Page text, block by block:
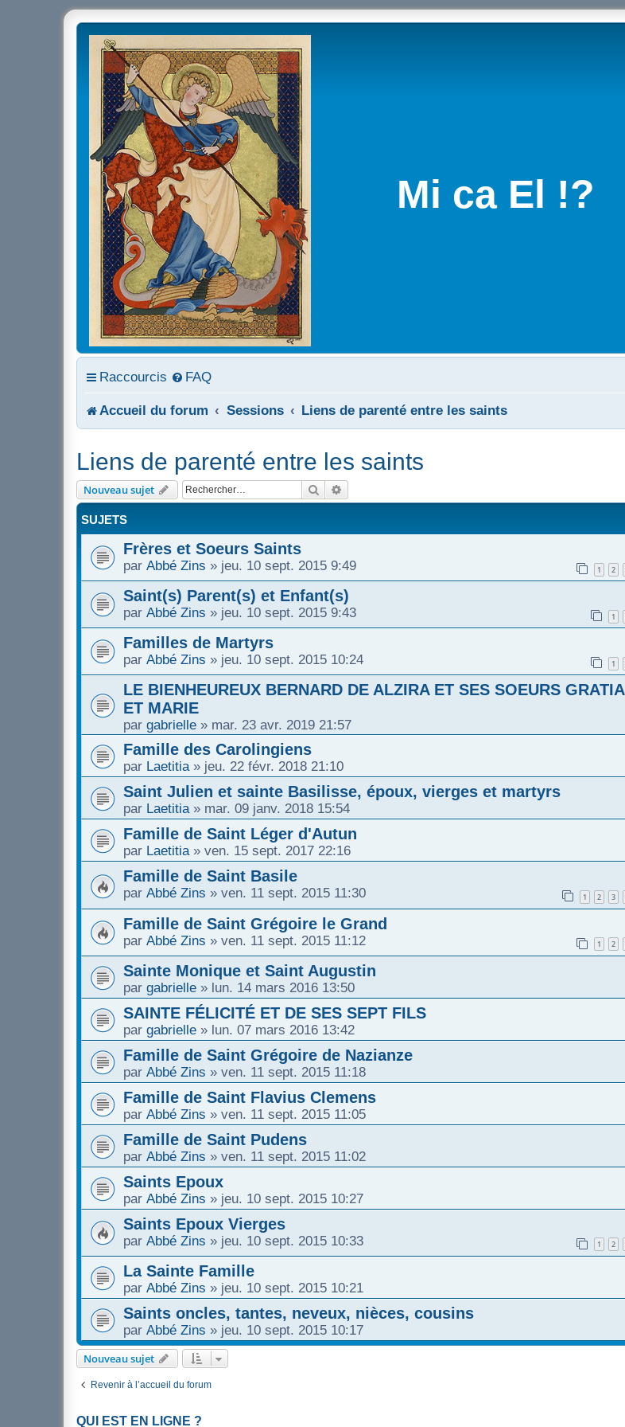
Mi ca El !?
Raccourcis FAQ
Accueil du forum Sessions Liens de parenté entre les saints
Liens de parenté entre les saints
Nouveau sujet Rechercher
SUJETS
Frères et Soeurs Saints
par Abbé Zins » jeu. 10 sept. 2015 9:49 1 2
Saint(s) Parent(s) et Enfant(s)
par Abbé Zins » jeu. 10 sept. 2015 9:43 1
Familles de Martyrs
par Abbé Zins » jeu. 10 sept. 2015 10:24 1
LE BIENHEUREUX BERNARD DE ALZIRA ET SES SOEURS GRATIA
ET MARIE
par gabrielle » mar. 23 avr. 2019 21:57
Famille des Carolingiens
par Laetitia » jeu. 22 févr. 2018 21:10
Saint Julien et sainte Basilisse, époux, vierges et martyrs
par Laetitia » mar. 09 janv. 2018 15:54
Famille de Saint Léger d'Autun
par Laetitia » ven. 15 sept. 2017 22:16
Famille de Saint Basile
par Abbé Zins » ven. 11 sept. 2015 11:30 1 2 3
Famille de Saint Grégoire le Grand
par Abbé Zins » ven. 11 sept. 2015 11:12 1 2
Sainte Monique et Saint Augustin
par gabrielle » lun. 14 mars 2016 13:50
SAINTE FÉLICITÉ ET DE SES SEPT FILS
par gabrielle » lun. 07 mars 2016 13:42
Famille de Saint Grégoire de Nazianze
par Abbé Zins » ven. 11 sept. 2015 11:18
Famille de Saint Flavius Clemens
par Abbé Zins » ven. 11 sept. 2015 11:05
Famille de Saint Pudens
par Abbé Zins » ven. 11 sept. 2015 11:02
Saints Epoux
par Abbé Zins » jeu. 10 sept. 2015 10:27
Saints Epoux Vierges
par Abbé Zins » jeu. 10 sept. 2015 10:33 1 2
La Sainte Famille
par Abbé Zins » jeu. 10 sept. 2015 10:21
Saints oncles, tantes, neveux, nièces, cousins
par Abbé Zins » jeu. 10 sept. 2015 10:17
Nouveau sujet
Revenir à l’accueil du forum
QUI EST EN LIGNE ?